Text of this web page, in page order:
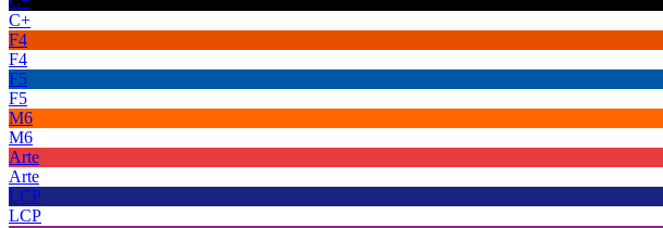
C+
F4
F4
F5
F5
M6
M6
Arte
Arte
LCP
LCP